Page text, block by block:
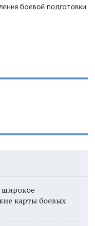
боевой подготовки
карты боевых